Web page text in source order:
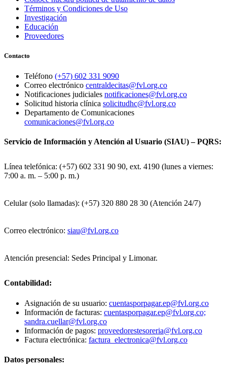
Términos y Condiciones de Uso
Investigación
Educación
Proveedores
Contacto
Teléfono (+57) 602 331 9090
Correo electrónico centraldecitas@fvl.org.co
Notificaciones judiciales notificaciones@fvl.org.co
Solicitud historia clínica solicitudhc@fvl.org.co
Departamento de Comunicaciones
comunicaciones@fvl.org.co
Servicio de Información y Atención al Usuario (SIAU) – PQRS:
Línea telefónica: (+57) 602 331 90 90, ext. 4190 (lunes a viernes:
7:00 a. m. – 5:00 p. m.)
Celular (solo llamadas): (+57) 320 880 28 30 (Atención 24/7)
Correo electrónico: siau@fvl.org.co
Atención presencial: Sedes Principal y Limonar.
Contabilidad:
Asignación de su usuario: cuentasporpagar.ep@fvl.org.co
Información de facturas: cuentasporpagar.ep@fvl.org.co;
sandra.cuellar@fvl.org.co
Información de pagos: proveedorestesoreria@fvl.org.co
Factura electrónica: factura_electronica@fvl.org.co
Datos personales: